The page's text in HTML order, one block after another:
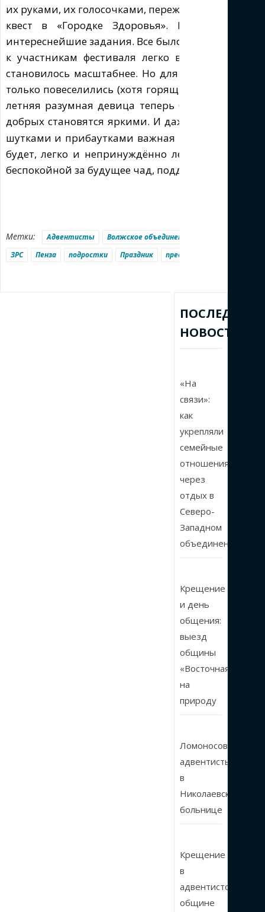
их руками, их голосочками, переживаниями,
квест в «Городке Здоровья». Восемь
интереснейшие задания. Все было настолько
к участникам фестиваля легко вливались
становилось масштабнее. Но для меня, как для
только повеселились (хотя горящие глаза
летняя разумная девица теперь блещет
добрых становятся яркими. И даже дедушке
шутками и прибаутками важная и сложная
будет, легко и непринуждённо легла в
беспокойной за будущее чад, поддерживать и
Метки: Адвентисты Волжское объединение
ЗРС
Пенза подростки Праздник представление.
ПОСЛЕДНИЕ
НОВОСТИ
«На
связи»:
как
укрепляли
семейные
отношения
через
отдых в
Северо-
Западном
объединении
Крещение
и день
общения:
выезд
общины
«Восточная»
на
природу
Ломоносовские
адвентисты
в
Николаевской
больнице
Крещение
в
адвентистской
общине